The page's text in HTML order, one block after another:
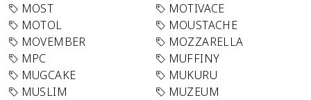
MOST
MOTIVACE
MOTOL
MOUSTACHE
MOVEMBER
MOZZARELLA
MPC
MUFFINY
MUGCAKE
MUKURU
MUSLIM
MUZEUM